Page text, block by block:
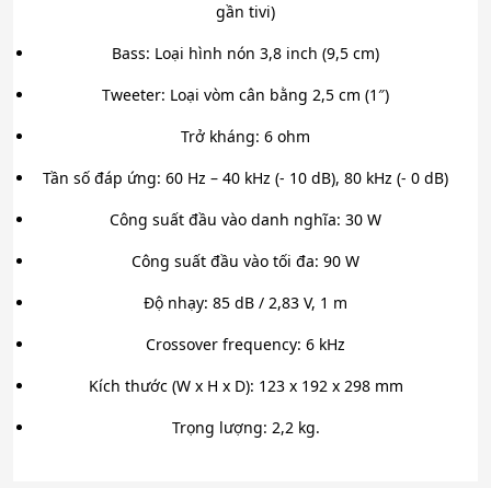
gần tivi)
Bass: Loại hình nón 3,8 inch (9,5 cm)
Tweeter: Loại vòm cân bằng 2,5 cm (1″)
Trở kháng: 6 ohm
Tần số đáp ứng: 60 Hz – 40 kHz (- 10 dB), 80 kHz (- 0 dB)
Công suất đầu vào danh nghĩa: 30 W
Công suất đầu vào tối đa: 90 W
Độ nhạy: 85 dB / 2,83 V, 1 m
Crossover frequency: 6 kHz
Kích thước (W x H x D): 123 x 192 x 298 mm
Trọng lượng: 2,2 kg.